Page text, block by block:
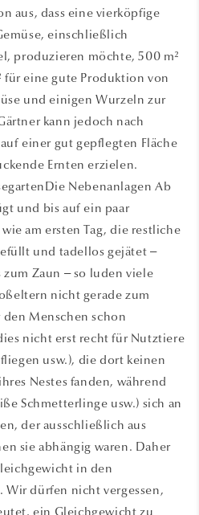
aus, dass eine vierköpfige
einschließlich
produzieren möchte, 500 m²
für eine gute Produktion von
und einigen Wurzeln zur
kann jedoch nach
einer gut gepflegten Fläche
Ernten erzielen.
Nebenanlagen Ab
und bis auf ein paar
am ersten Tag, die restliche
und tadellos gejätet –
Zaun – so luden viele
nicht gerade zum
den Menschen schon
nicht erst recht für Nutztiere
usw.), die dort keinen
Nestes fanden, während
Schmetterlinge usw.) sich an
der ausschließlich aus
sie abhängig waren. Daher
in den
Wir dürfen nicht vergessen,